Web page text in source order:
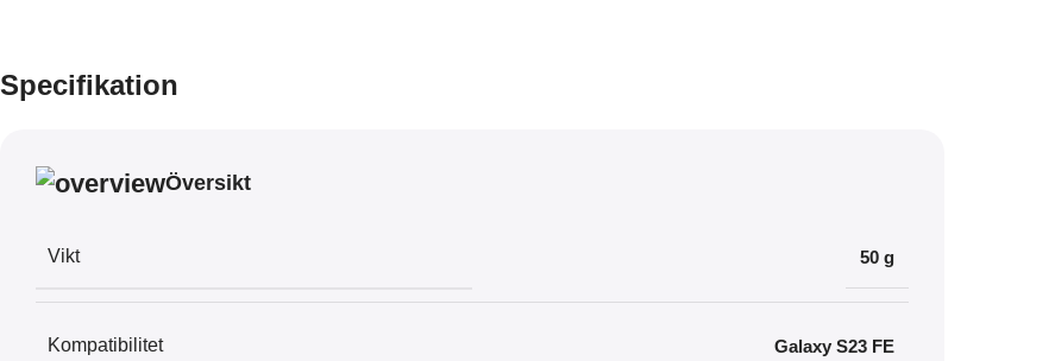
Specifikation
Översikt
Vikt 50 g
Kompatibilitet Galaxy S23 FE